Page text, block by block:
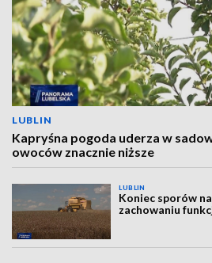
LUBLIN
Kapryśna pogoda uderza w
owoców znacznie niższe
LUBLIN
Koniec sporów
zachowaniu